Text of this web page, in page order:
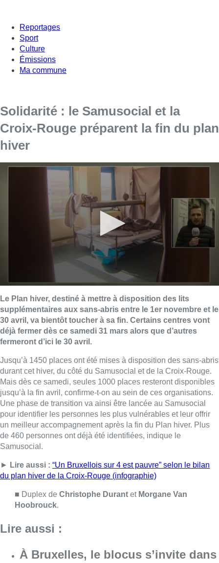
Reportages
Sport
Culture
Émissions
Ma commune
Solidarité : le Samusocial et la
Croix-Rouge préparent la fin du plan
hiver
Le Plan hiver, destiné à mettre à disposition des lits
supplémentaires aux sans-abris entre le 1er novembre et le
30 avril, va bientôt toucher à sa fin. Certains centres vont
déjà fermer dès ce samedi 31 mars alors que d’autres
fermeront d’ici le 30 avril.
Jusqu’à 1450 places ont été mises à disposition des sans-abris
durant cet hiver, du côté du Samusocial et de la Croix-Rouge.
Mais dès ce samedi, seules 1000 places resteront disponibles
jusqu’à la fin avril, confirme-t-on au sein de ces organisations.
Une phase de transition va ainsi être lancée au Samusocial
pour identifier les personnes les plus vulnérables et leur offrir
un meilleur accompagnement après la fin du Plan hiver. Plus
de 460 personnes ont déjà été identifiées, indique le
Samusocial.
► Lire aussi : “Un Bruxellois sur 4 est pauvre” selon le bilan
du plan hiver de la Croix-Rouge (infographie)
■ Duplex de Christophe Durant et Morgane Van
Hoobrouck.
Lire aussi :
À Bruxelles, le blocus s’invite dans